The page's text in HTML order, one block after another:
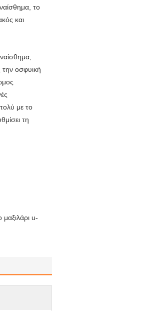
το
και
οσφυική
με το
τη
u-